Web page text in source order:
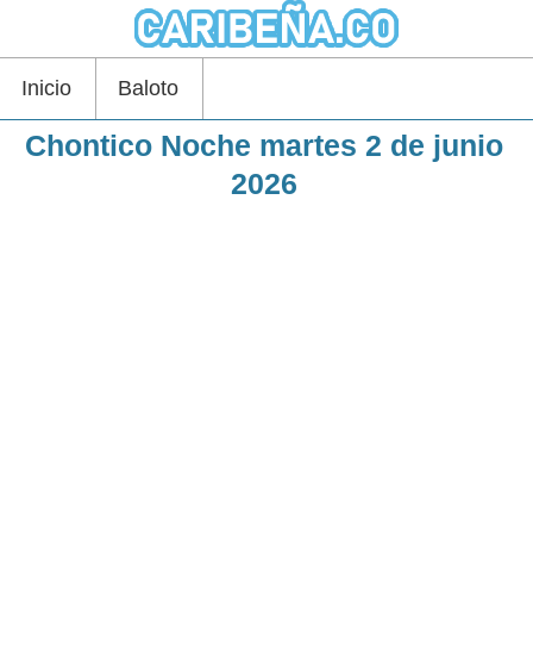
Inicio Baloto
Chontico Noche martes 2 de junio
2026